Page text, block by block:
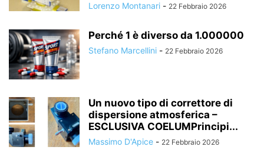
Lorenzo Montanari - 22 Febbraio 2026
Perché 1 è diverso da 1.000000
Stefano Marcellini - 22 Febbraio 2026
Un nuovo tipo di correttore di
dispersione atmosferica –
ESCLUSIVA COELUMPrincipi...
Massimo D'Apice - 22 Febbraio 2026